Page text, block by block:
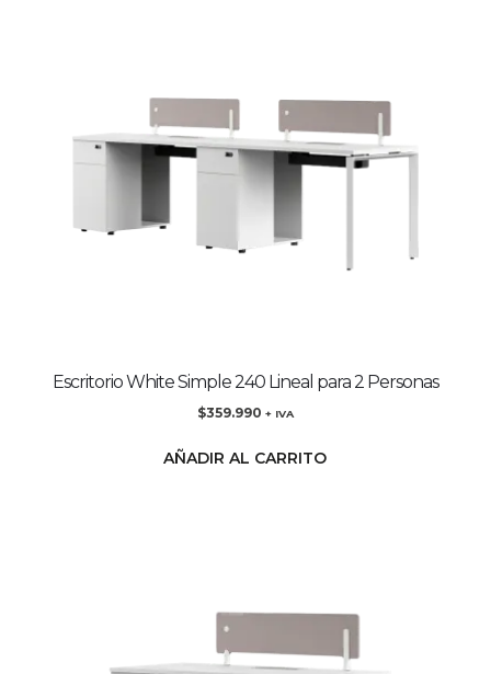
Escritorio White Simple 240 Lineal para 2 Personas
$359.990 + IVA
AÑADIR AL CARRITO